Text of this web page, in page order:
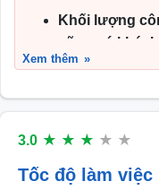
Cơ hội tìm
quản lý (175
Được làm
lộ trình phát
Khối lượng
cũng có
Starbucks tại
reviews)
Áp lực công
Xem thêm
3.0 ★ ★ ★ ★ ★
Tốc độ làm việc